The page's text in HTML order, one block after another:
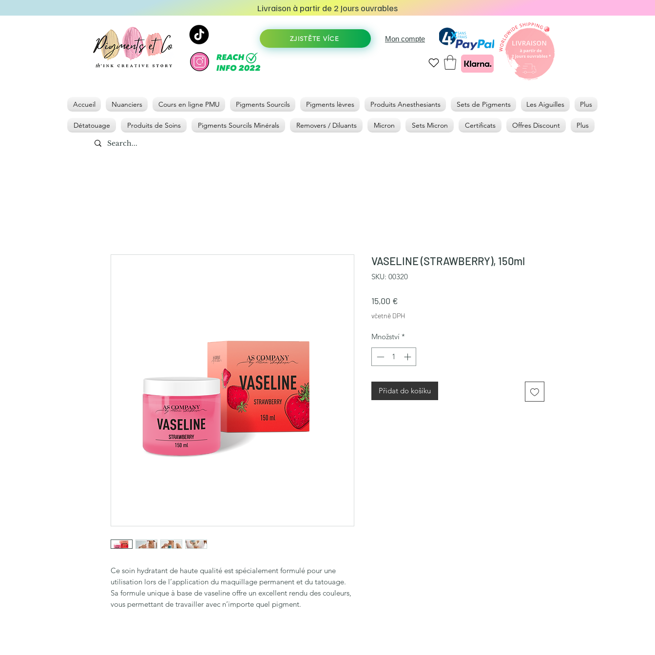
ZJISTĚTE VÍCE Mon compte
Accueil Nuanciers Cours en ligne PMU Pigments Sourcils Pigments lèvres Produits Anesthesiants Sets de Pigments Les Aiguilles Plus
Détatouage Produits de Soins Pigments Sourcils Minérals Removers / Diluants Micron Sets Micron Certificats Offres Discount Plus
Livraison à partir de 2 Jours ouvrables
Ce soin hydratant de haute qualité est spécialement formulé pour une
utilisation lors de l’application du maquillage permanent et du tatouage.
Sa formule unique à base de vaseline offre un excellent rendu des couleurs,
vous permettant de travailler avec n’importe quel pigment.
VASELINE (STRAWBERRY), 150ml
SKU: 00320
15,00 €Cena
včetně DPH
Množství *
Přidat do košíku